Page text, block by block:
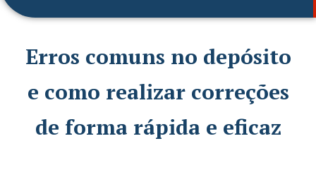
Erros comuns no depósito
e como realizar correções
de forma rápida e eficaz